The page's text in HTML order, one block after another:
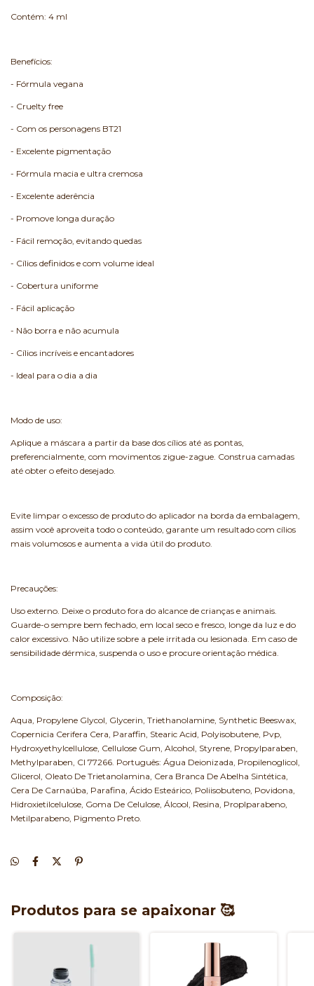
Contém: 4 ml
Benefícios:
- Fórmula vegana
- Cruelty free
- Com os personagens BT21
- Excelente pigmentação
- Fórmula macia e ultra cremosa
- Excelente aderência
- Promove longa duração
- Fácil remoção, evitando quedas
- Cílios definidos e com volume ideal
- Cobertura uniforme
- Fácil aplicação
- Não borra e não acumula
- Cílios incríveis e encantadores
- Ideal para o dia a dia
Modo de uso:
Aplique a máscara a partir da base dos cílios até as pontas,
preferencialmente, com movimentos zigue-zague. Construa camadas
até obter o efeito desejado.
Evite limpar o excesso de produto do aplicador na borda da embalagem,
assim você aproveita todo o conteúdo, garante um resultado com cílios
mais volumosos e aumenta a vida útil do produto.
Precauções:
Uso externo. Deixe o produto fora do alcance de crianças e animais.
Guarde-o sempre bem fechado, em local seco e fresco, longe da luz e do
calor excessivo. Não utilize sobre a pele irritada ou lesionada. Em caso de
sensibilidade dérmica, suspenda o uso e procure orientação médica.
Composição:
Aqua, Propylene Glycol, Glycerin, Triethanolamine, Synthetic Beeswax,
Copernicia Cerifera Cera, Paraffin, Stearic Acid, Polyisobutene, Pvp,
Hydroxyethylcellulose, Cellulose Gum, Alcohol, Styrene, Propylparaben,
Methylparaben, CI 77266. Português: Água Deionizada, Propilenoglicol,
Glicerol, Oleato De Trietanolamina, Cera Branca De Abelha Sintética,
Cera De Carnaúba, Parafina, Ácido Esteárico, Poliisobuteno, Povidona,
Hidroxietilcelulose, Goma De Celulose, Álcool, Resina, Proplparabeno,
Metilparabeno, Pigmento Preto.
Produtos para se apaixonar 🥰